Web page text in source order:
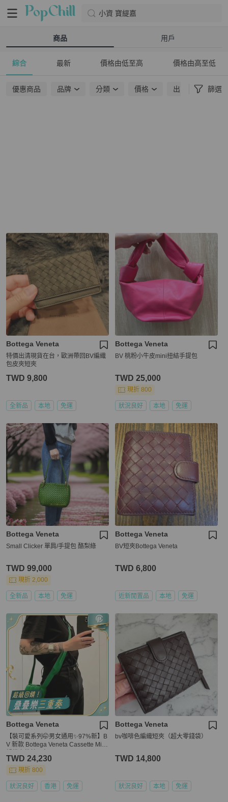
小資 寶緹嘉
商品 用戶
綜合 最新 價格由低至高 價格由高至低
優惠商品 品牌 分類 價格 出貨地點 篩選
Bottega Veneta
特價出清現貨在台，歐洲帶回BV編織
包皮夾短夾
TWD 9,800
全新品 本地 免運
Bottega Veneta
BV 桃粉小牛皮mini扭結手提包
TWD 25,000
現折 800
狀況良好 本地 免運
Bottega Veneta
Small Clicker 單肩/手提包 酪梨綠
TWD 99,000
現折 2,000
全新品 本地 免運
Bottega Veneta
BV短夾Bottega Veneta
TWD 6,800
近新閒置品 本地 免運
Bottega Veneta
【裝可愛系列🤭男女通用✨97%新】B
V 新款 Bottega Veneta Cassette Mini
TWD 24,230
現折 800
狀況良好 香港 免運
Bottega Veneta
bv咖啡色編織短夾（超大零錢袋）
TWD 14,800
狀況良好 本地 免運